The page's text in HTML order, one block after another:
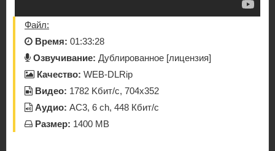
Файл:
Время: 01:33:28
Озвучивание: Дублированное [лицензия]
Качество: WEB-DLRip
Видео: 1782 Kбит/с, 704x352
Аудио: AC3, 6 ch, 448 Кбит/с
Размер: 1400 MB